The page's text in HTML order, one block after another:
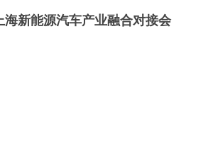
新能源汽车产业融合对接会